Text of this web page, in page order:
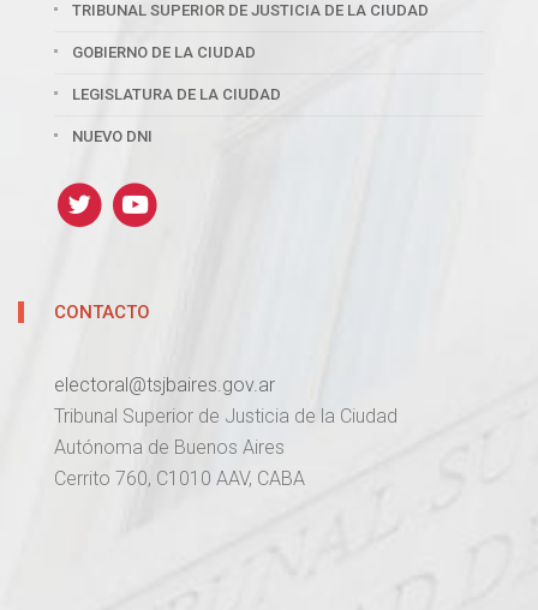
TRIBUNAL SUPERIOR DE JUSTICIA DE LA CIUDAD
GOBIERNO DE LA CIUDAD
LEGISLATURA DE LA CIUDAD
NUEVO DNI
CONTACTO
electoral@tsjbaires.gov.ar
Tribunal Superior de Justicia de la Ciudad
Autónoma de Buenos Aires
Cerrito 760, C1010 AAV, CABA